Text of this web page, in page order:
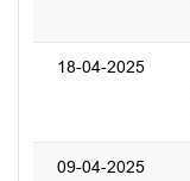
18-04-2025
09-04-2025